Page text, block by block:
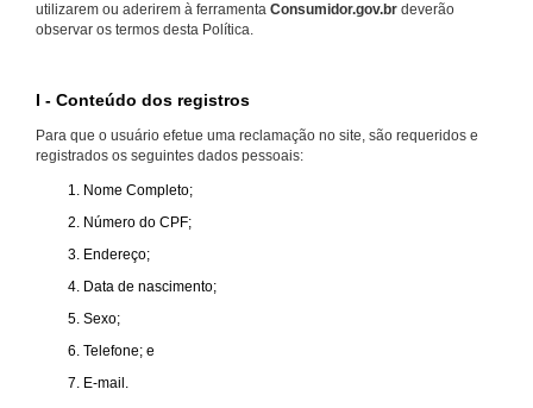
utilizarem ou aderirem à ferramenta Consumidor.gov.br deverão
observar os termos desta Política.
I - Conteúdo dos registros
Para que o usuário efetue uma reclamação no site, são requeridos e
registrados os seguintes dados pessoais:
Nome Completo;
Número do CPF;
Endereço;
Data de nascimento;
Sexo;
Telefone; e
E-mail.